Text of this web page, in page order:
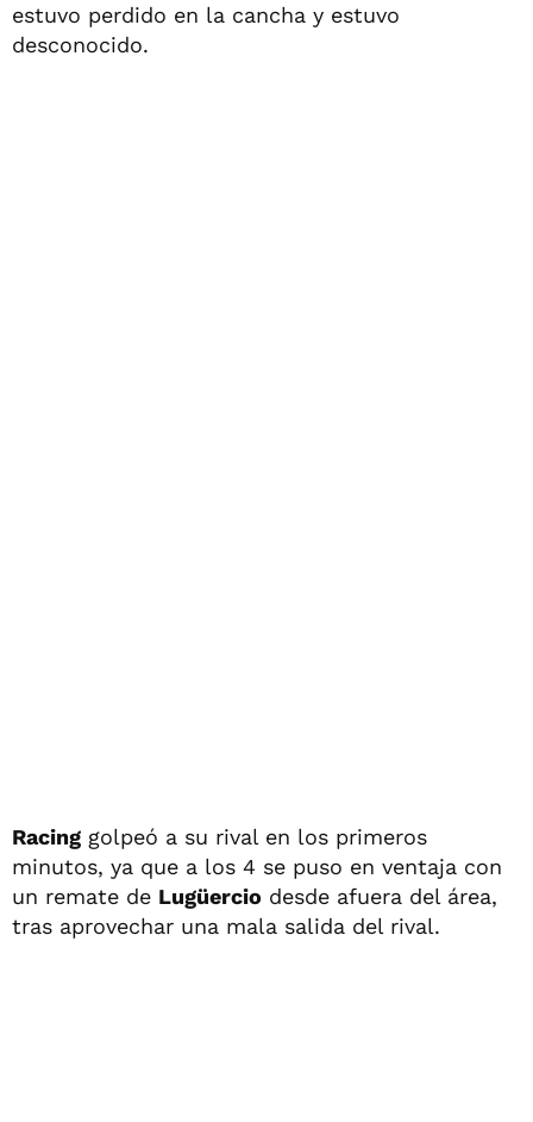
estuvo perdido en la cancha y estuvo
desconocido.
Racing golpeó a su rival en los primeros
minutos, ya que a los 4 se puso en ventaja con
un remate de Lugüercio desde afuera del área,
tras aprovechar una mala salida del rival.